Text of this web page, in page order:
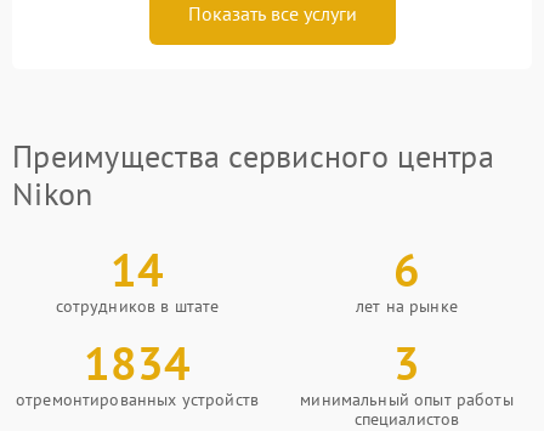
Показать все услуги
Преимущества сервисного центра
Nikon
14
сотрудников в штате
6
лет на рынке
1834
отремонтированных устройств
3
минимальный опыт работы
специалистов